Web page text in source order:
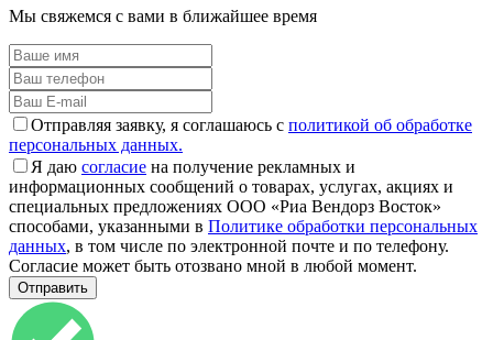
Мы свяжемся с вами в ближайшее время
Отправляя заявку, я соглашаюсь с политикой об обработке
персональных данных.
Я даю согласие на получение рекламных и
информационных сообщений о товарах, услугах, акциях и
специальных предложениях ООО «Риа Вендорз Восток»
способами, указанными в Политике обработки персональных
данных, в том числе по электронной почте и по телефону.
Согласие может быть отозвано мной в любой момент.